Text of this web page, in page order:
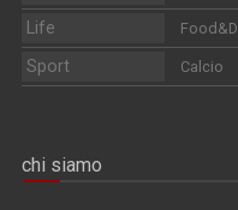
Life
Sport Calcio
chi siamo